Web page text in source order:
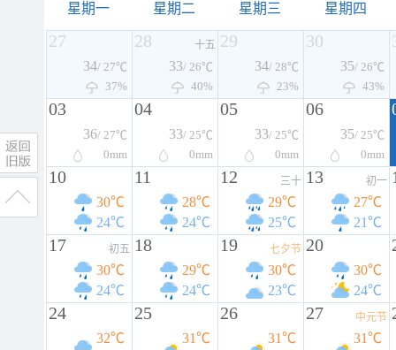
星期一 星期二 星期三 星期四
27
34/ 27℃
37%
28 十五
33/ 26℃
40%
29
34/ 28℃
23%
30
35/ 26℃
43%
03
36/ 27℃
0mm
04
33/ 25℃
0mm
05
33/ 25℃
0mm
06
35/ 25℃
0mm
10
30℃
24℃
11
28℃
24℃
12 三十
29℃
25℃
13 初一
27℃
21℃
17 初五
30℃
24℃
18
29℃
24℃
19 七夕节
30℃
23℃
20
30℃
24℃
24
32℃
25
31℃
26
31℃
27 中元节
31℃